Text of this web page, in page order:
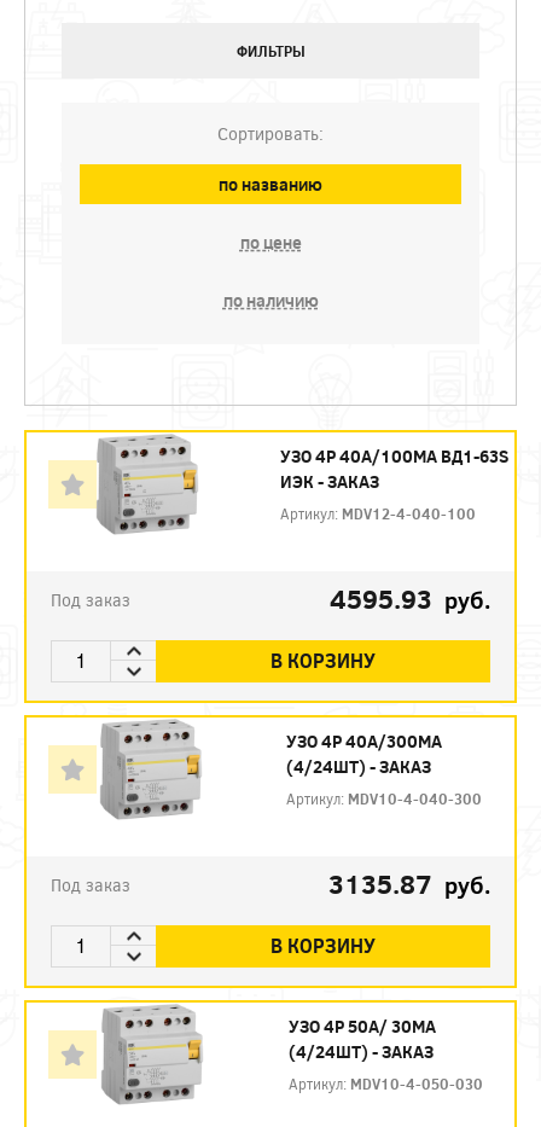
ФИЛЬТРЫ
Сортировать:
по названию
по цене
по наличию
УЗО 4P 40А/100МА ВД1-63S
ИЭК - ЗАКАЗ
Артикул: MDV12-4-040-100
Под заказ 4595.93 руб.
В КОРЗИНУ
УЗО 4P 40А/300МА
(4/24ШТ) - ЗАКАЗ
Артикул: MDV10-4-040-300
Под заказ 3135.87 руб.
В КОРЗИНУ
УЗО 4P 50А/ 30МА
(4/24ШТ) - ЗАКАЗ
Артикул: MDV10-4-050-030